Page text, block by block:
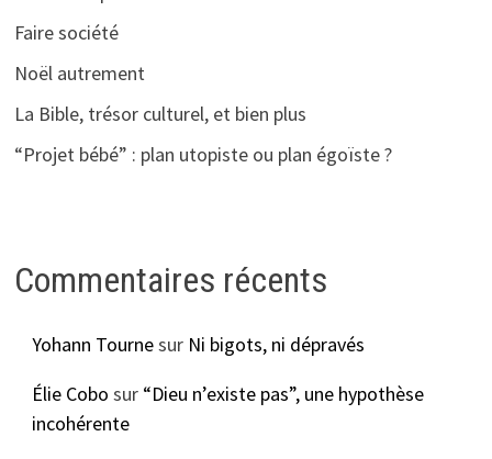
Faire société
Noël autrement
La Bible, trésor culturel, et bien plus
“Projet bébé” : plan utopiste ou plan égoïste ?
Commentaires récents
Yohann Tournesur Ni bigots, ni dépravés
Élie Cobo sur “Dieu n’existe pas”, une hypothèse
incohérente